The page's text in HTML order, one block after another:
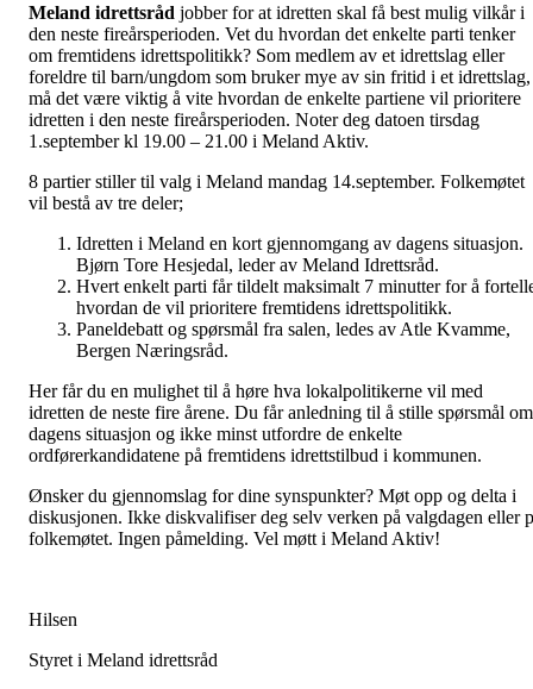
Meland idrettsråd jobber for at idretten skal få best mulig vilkår i
den neste fireårsperioden. Vet du hvordan det enkelte parti tenker
om fremtidens idrettspolitikk? Som medlem av et idrettslag eller
foreldre til barn/ungdom som bruker mye av sin fritid i et idrettslag,
må det være viktig å vite hvordan de enkelte partiene vil prioritere
idretten i den neste fireårsperioden. Noter deg datoen tirsdag
1.september kl 19.00 – 21.00 i Meland Aktiv.
8 partier stiller til valg i Meland mandag 14.september. Folkemøtet
vil bestå av tre deler;
Idretten i Meland en kort gjennomgang av dagens situasjon.
Bjørn Tore Hesjedal, leder av Meland Idrettsråd.
Hvert enkelt parti får tildelt maksimalt 7 minutter for å
hvordan de vil prioritere fremtidens idrettspolitikk.
Paneldebatt og spørsmål fra salen, ledes av Atle Kvamme,
Bergen Næringsråd.
Her får du en mulighet til å høre hva lokalpolitikerne vil med
idretten de neste fire årene. Du får anledning til å stille spørsmål om
dagens situasjon og ikke minst utfordre de enkelte
ordførerkandidatene på fremtidens idrettstilbud i kommunen.
Ønsker du gjennomslag for dine synspunkter? Møt opp og delta i
diskusjonen. Ikke diskvalifiser deg selv verken på valgdagen eller
folkemøtet. Ingen påmelding. Vel møtt i Meland Aktiv!
Hilsen
Styret i Meland idrettsråd